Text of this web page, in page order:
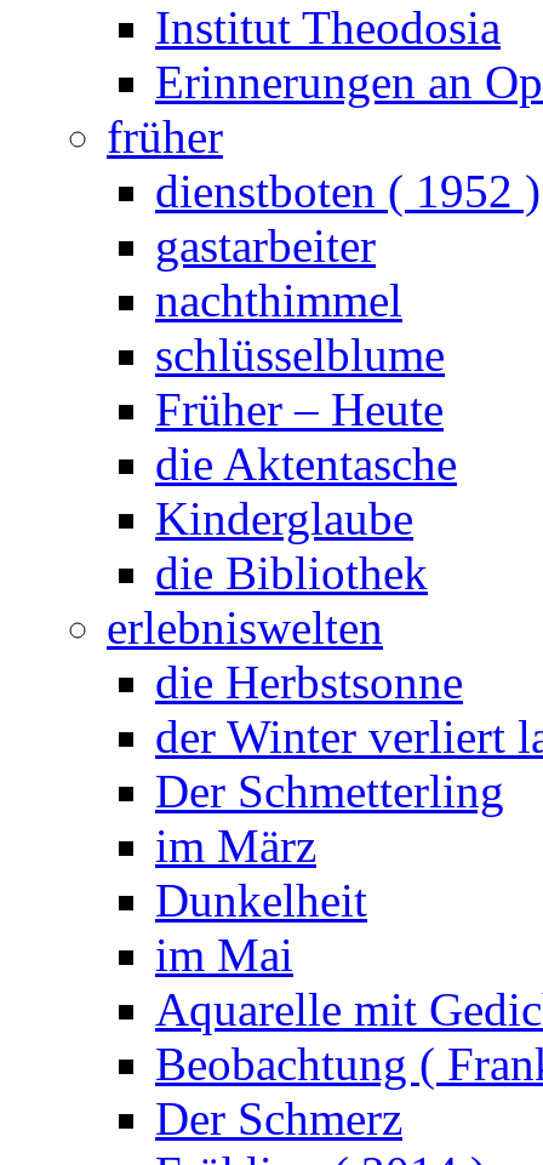
Institut Theodosia
Erinnerungen an
früher
dienstboten ( 1952 )
gastarbeiter
nachthimmel
schlüsselblume
Früher – Heute
die Aktentasche
Kinderglaube
die Bibliothek
erlebniswelten
die Herbstsonne
der Winter verliert
Der Schmetterling
im März
Dunkelheit
im Mai
Aquarelle mit
Beobachtung (
Der Schmerz